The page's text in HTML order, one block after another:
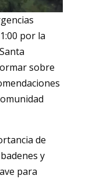
por la
sobre
de
y
para